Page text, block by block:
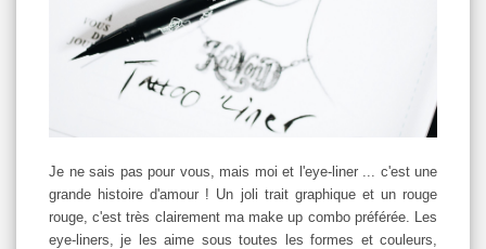
Je ne sais pas pour vous, mais moi et l'eye-liner ... c'est une
grande histoire d'amour ! Un joli trait graphique et un rouge
rouge, c'est très clairement ma make up combo préférée. Les
eye-liners, je les aime sous toutes les formes et couleurs,